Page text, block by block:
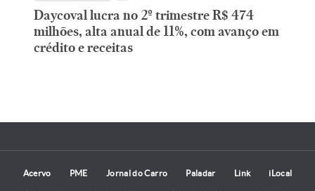
Daycoval lucra no 2º trimestre R$ 474
milhões, alta anual de 11%, com avanço em
crédito e receitas
Acervo PME Jornal do Carro Paladar Link iLocal